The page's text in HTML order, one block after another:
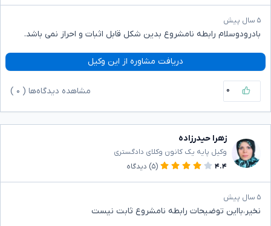
۵ سال پیش
بادرودوسلام رابطه نامشروع بدین شکل قابل اثبات و احراز نمی باشد.
دریافت مشاوره از این وکیل
۰ مشاهده دیدگاه‌ها ( ۰
زهرا حیدرزاده
وکیل پایه یک کانون وکلای دادگستری
۴.۴
(۵) دیدگاه
۵ سال پیش
نخیر،بااین توضیحات رابطه نامشروع ثابت نیست